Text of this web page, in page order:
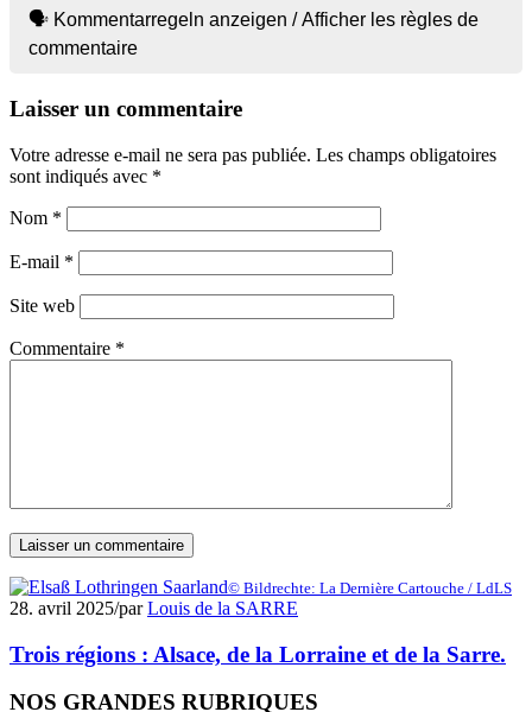
🗣 Kommentarregeln anzeigen / Afficher les règles de
commentaire
Laisser un commentaire
Votre adresse e-mail ne sera pas publiée. Les champs obligatoires
sont indiqués avec *
Nom *
E-mail *
Site web
Commentaire *
© Bildrechte: La Dernière Cartouche / LdLS
28. avril 2025/parLouis de la SARRE
Trois régions : Alsace, de la Lorraine et de la Sarre.
NOS GRANDES RUBRIQUES